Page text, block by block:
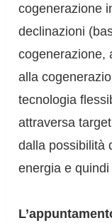
cogenerazione
declinazioni
cogenerazione,
alla
tecnologia
attraversa
dalla possibilità
energia e